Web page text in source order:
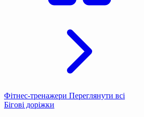
Фітнес-тренажери Переглянути всі
Бігові доріжки